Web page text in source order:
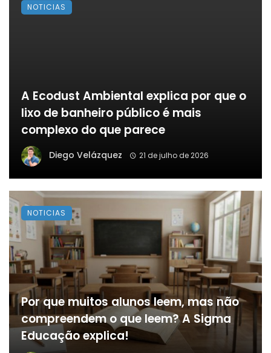
A Ecodust Ambiental explica por que o
lixo de banheiro público é mais
complexo do que parece
Diego Velázquez 21 de julho de 2026
NOTICIAS
Por que muitos alunos leem, mas não
compreendem o que leem? A Sigma
Educação explica!
NOTICIAS